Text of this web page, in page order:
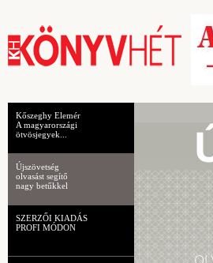
Kőszeghy Elemér
A magyarországi
ötvösjegyek...
Újszövetség
olvasást segítő
nagy betűkkel
SZERZŐI KIADÁS
PROFI MÓDON